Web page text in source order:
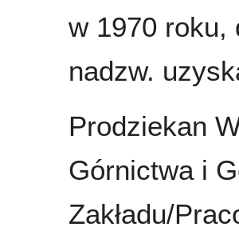
w 1970 roku,
nadzw.
Prodziekan
Górnictwa i
Zakładu/